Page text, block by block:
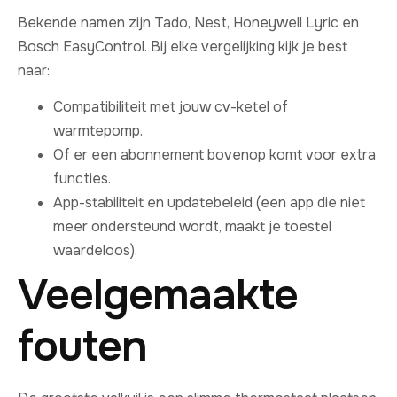
Bekende namen zijn Tado, Nest, Honeywell Lyric en
Bosch EasyControl. Bij elke vergelijking kijk je best
naar:
Compatibiliteit met jouw cv-ketel of
warmtepomp.
Of er een abonnement bovenop komt voor extra
functies.
App-stabiliteit en updatebeleid (een app die niet
meer ondersteund wordt, maakt je toestel
waardeloos).
Veelgemaakte
fouten